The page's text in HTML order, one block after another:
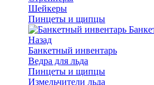
Шейкеры
Пинцеты и щипцы
Назад
Банкетный инвентарь
Ведра для льда
Пинцеты и щипцы
Измельчители льда